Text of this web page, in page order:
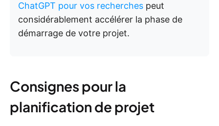
ChatGPT pour vos recherches peut
considérablement accélérer la phase de
démarrage de votre projet.
Consignes pour la
planification de projet